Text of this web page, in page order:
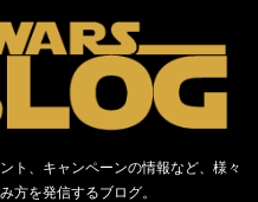
ト、キャンペーンの情報など、様々
方を発信するブログ。